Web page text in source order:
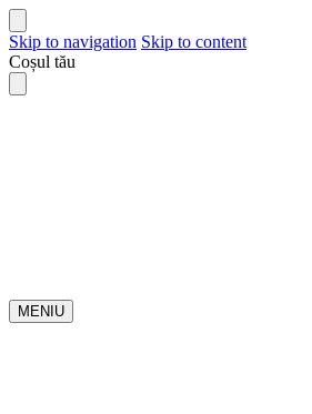
Skip to navigation Skip to content
Coșul tău
MENIU